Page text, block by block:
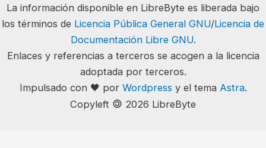
La información disponible en LibreByte es liberada bajo
los términos de Licencia Pública General GNU/Licencia de
Documentación Libre GNU.
Enlaces y referencias a terceros se acogen a la licencia
adoptada por terceros.
Impulsado con 🖤 por Wordpress y el tema Astra.
Copyleft 🄯 2026 LibreByte